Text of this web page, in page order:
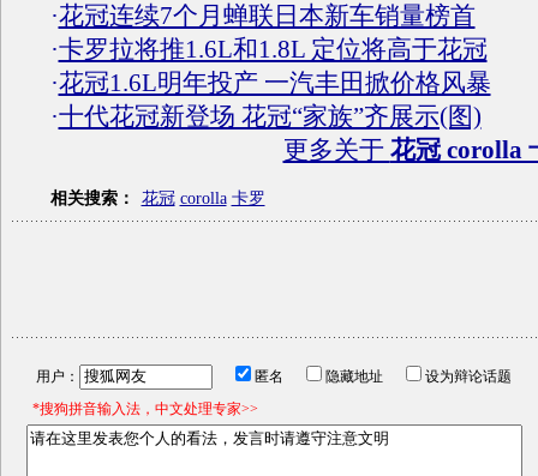
·花冠连续7个月蝉联日本新车销量榜首
·卡罗拉将推1.6L和1.8L 定位将高于花冠
·花冠1.6L明年投产 一汽丰田掀价格风暴
·十代花冠新登场 花冠“家族”齐展示(图)
更多关于 花冠 corolla
相关搜索： 花冠 corolla 卡罗
用户： 匿名 隐藏地址
设为辩论话题
*搜狗拼音输入法，中文处理专家>>